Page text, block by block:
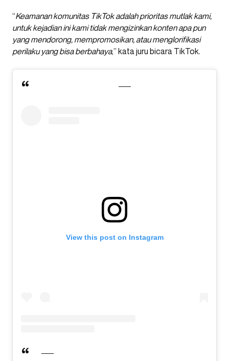
“Keamanan komunitas TikTok adalah prioritas mutlak kami,
untuk kejadian ini kami tidak mengizinkan konten apa pun
yang mendorong, mempromosikan, atau menglorifikasi
perilaku yang bisa berbahaya,” kata juru bicara TikTok.
View this post on Instagram